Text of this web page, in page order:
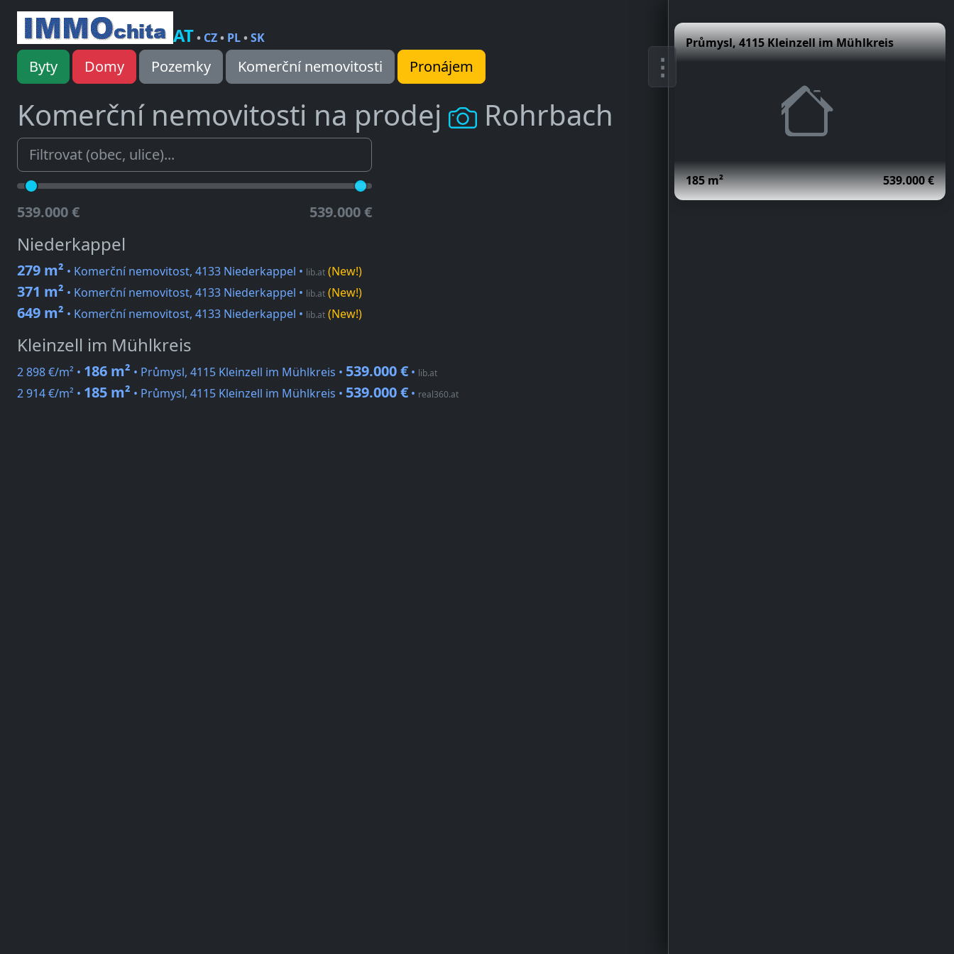
AT• CZ• PL•SK
Byty Domy Pozemky Komerční nemovitosti Pronájem
Komerční nemovitosti na prodej Rohrbach
539.000 € 539.000 €
Niederkappel
279 m² • Komerční nemovitost, 4133 Niederkappel • lib.at (New!)
371 m² • Komerční nemovitost, 4133 Niederkappel • lib.at (New!)
649 m² • Komerční nemovitost, 4133 Niederkappel • lib.at (New!)
Kleinzell im Mühlkreis
2 898 €/m² • 186 m² • Průmysl, 4115 Kleinzell im Mühlkreis • 539.000 € • lib.at
2 914 €/m² • 185 m² • Průmysl, 4115 Kleinzell im Mühlkreis • 539.000 € • real360.at